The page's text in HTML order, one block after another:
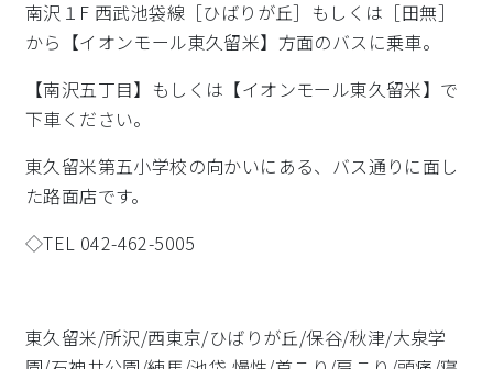
南沢１F 西武池袋線［ひばりが丘］もしくは［田無］
から【イオンモール東久留米】方面のバスに乗車。
【南沢五丁目】もしくは【イオンモール東久留米】で
下車ください。
東久留米第五小学校の向かいにある、バス通りに面し
た路面店です。
◇TEL 042-462-5005
東久留米/所沢/西東京/ひばりが丘/保谷/秋津/大泉学